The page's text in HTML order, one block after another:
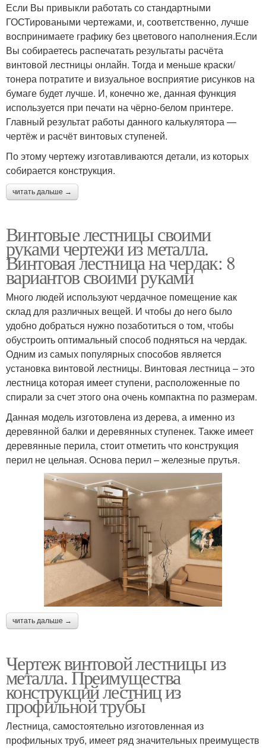
Если Вы привыкли работать со стандартными
ГОСТироваными чертежами, и, соответственно, лучше
воспринимаете графику без цветового наполнения.Если
Вы собираетесь распечатать результаты расчёта
винтовой лестницы онлайн. Тогда и меньше краски/
тонера потратите и визуальное восприятие рисунков на
бумаге будет лучше. И, конечно же, данная функция
используется при печати на чёрно-белом принтере.
Главный результат работы данного калькулятора —
чертёж и расчёт винтовых ступеней.
По этому чертежу изготавливаются детали, из которых
собирается конструкция.
читать дальше →
Винтовые лестницы своими
руками чертежи из металла.
Винтовая лестница на чердак: 8
вариантов своими руками
Много людей используют чердачное помещение как
склад для различных вещей. И чтобы до него было
удобно добраться нужно позаботиться о том, чтобы
обустроить оптимальный способ подняться на чердак.
Одним из самых популярных способов является
установка винтовой лестницы. Винтовая лестница – это
лестница которая имеет ступени, расположенные по
спирали за счет этого она очень компактна по размерам.
Данная модель изготовлена из дерева, а именно из
деревянной балки и деревянных ступенек. Также имеет
деревянные перила, стоит отметить что конструкция
перил не цельная. Основа перил – железные прутья.
читать дальше →
Чертеж винтовой лестницы из
металла. Преимущества
конструкций лестниц из
профильной трубы
Лестница, самостоятельно изготовленная из
профильных труб, имеет ряд значительных преимуществ